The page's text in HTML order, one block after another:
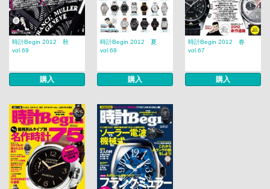
時計Begin 2012 秋
vol.69
購入
時計Begin 2012 夏
vol.68
購入
時計Begin 2012 春
vol.67
購入